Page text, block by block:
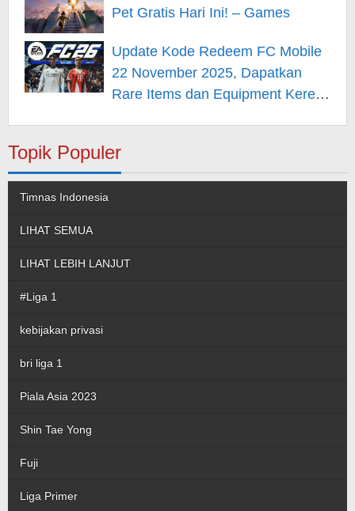
Pet Gratis Hari Ini! – Games
Update Kode Redeem FC Mobile
22 November 2025, Dapatkan
Rare Items dan Equipment Keren
Topik Populer
Timnas Indonesia
LIHAT SEMUA
LIHAT LEBIH LANJUT
#Liga 1
kebijakan privasi
bri liga 1
Piala Asia 2023
Shin Tae Yong
Fuji
Liga Primer